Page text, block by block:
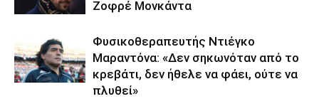
Ζοφρέ Μονκάντα
Φυσικοθεραπευτής Ντιέγκο
Μαραντόνα: «Δεν σηκωνόταν από το
κρεβάτι, δεν ήθελε να φάει, ούτε να
πλυθεί»